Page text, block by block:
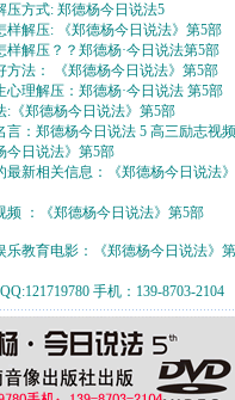
压方式: 郑德杨今日说法5
样解压: 《郑德杨今日说法》第5部
样解压？？郑德杨·今日说法第5部
方法： 《郑德杨今日说法》第5部
心理解压：郑德杨·今日说法 第5部
:《郑德杨今日说法》第5部
言：郑德杨今日说法 5 高三励志视
今日说法》第5部
最新相关信息：《郑德杨今日说法》
频 ：《郑德杨今日说法》第5部
乐教育电影：《郑德杨今日说法》第
手机：139-8703-2104